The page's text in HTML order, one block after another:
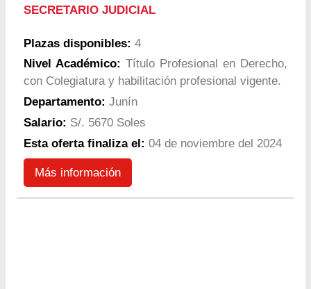
SECRETARIO JUDICIAL
Plazas disponibles: 4
Nivel Académico: Título Profesional en Derecho,
con Colegiatura y habilitación profesional vigente.
Departamento: Junín
Salario: S/. 5670 Soles
Esta oferta finaliza el: 04 de noviembre del 2024
Más información